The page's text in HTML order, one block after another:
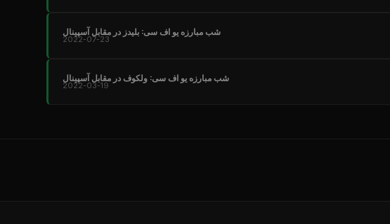
شب مبارزه یو اف سی: بلیدز در مقابل آسپینال
2022-07-23
شب مبارزه یو اف سی: ولکوف در مقابل آسپینال
2022-03-19